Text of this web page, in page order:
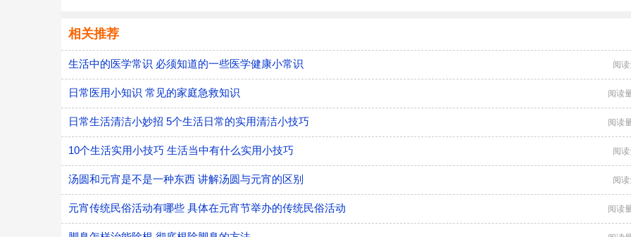
相关推荐
生活中的医学常识 必须知道的一些医学健康小常识 阅
日常医用小知识 常见的家庭急救知识 阅读
日常生活清洁小妙招 5个生活日常的实用清洁小技巧 阅读
10个生活实用小技巧 生活当中有什么实用小技巧 阅
汤圆和元宵是不是一种东西 讲解汤圆与元宵的区别 阅
元宵传统民俗活动有哪些 具体在元宵节举办的传统民俗活动 阅读